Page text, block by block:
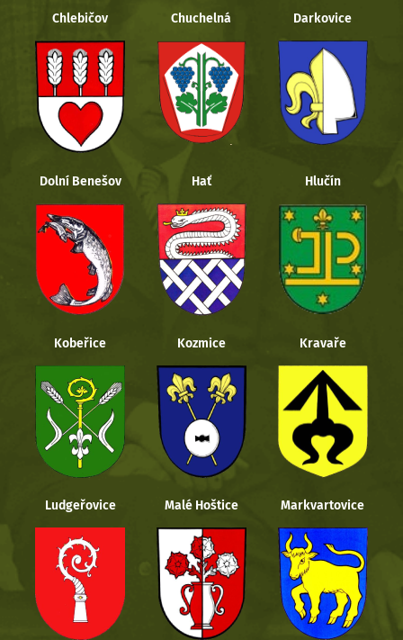
Chlebičov Chuchelná Darkovice
Dolní Benešov Hať Hlučín
Kobeřice Kozmice Kravaře
Ludgeřovice Malé Hoštice Markvartovice